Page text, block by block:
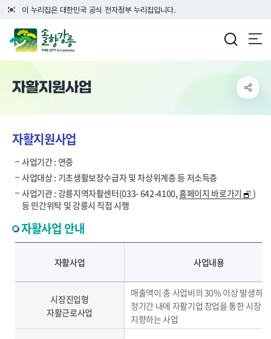
이 누리집은 대한민국 공식 전자정부 누리집입니다.
자활지원사업
자활지원사업
사업기간 : 연중
사업대상 : 기초생활보장수급자 및 차상위계층 등 저소득층
사업기관 : 강릉지역자활센터(033- 642-4100,홈페이지 바로가기
)
등 민간위탁 및 강릉시 직접 시행
자활사업 안내
자활사업 사업내용
시장진입형
자활근로사업
매출액이 총 사업비의 30% 이상 발생하
정기간 내에 자활기업 창업을 통한 시장
지향하는 사업